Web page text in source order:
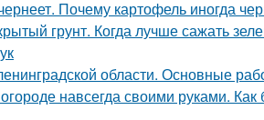
Почему картофель иногда
грунт. Когда лучше сажать
области. Основные
навсегда своими руками.